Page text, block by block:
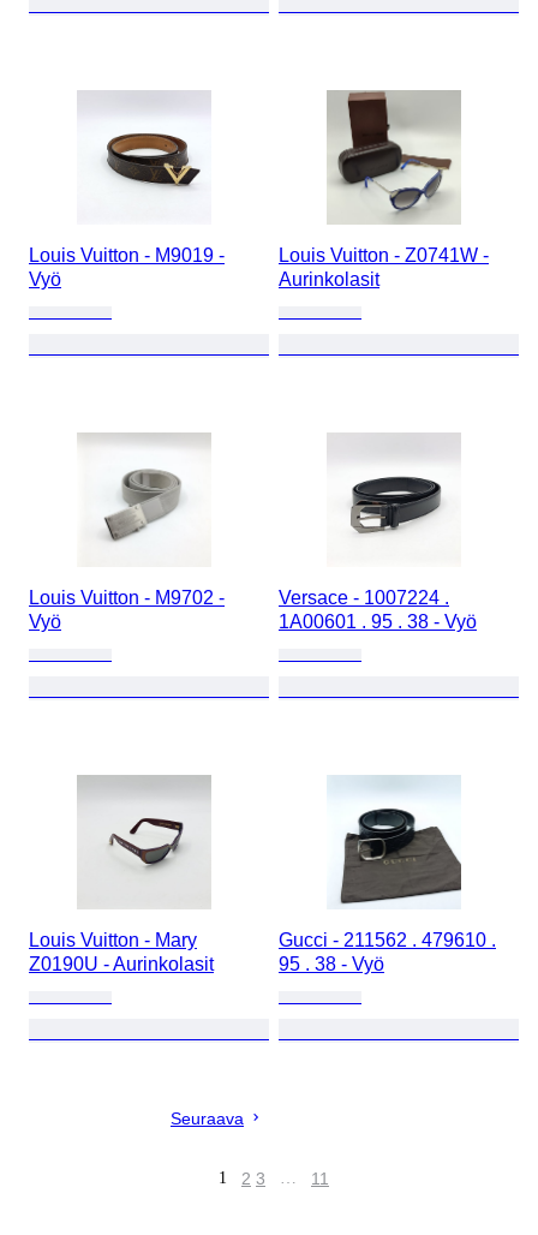
Louis Vuitton - M9019 -
Vyö
Louis Vuitton - Z0741W -
Aurinkolasit
Louis Vuitton - M9702 -
Vyö
Versace - 1007224 .
1A00601 . 95 . 38 - Vyö
Louis Vuitton - Mary
Z0190U - Aurinkolasit
Gucci - 211562 . 479610 .
95 . 38 - Vyö
Seuraava
1 2 3 … 11